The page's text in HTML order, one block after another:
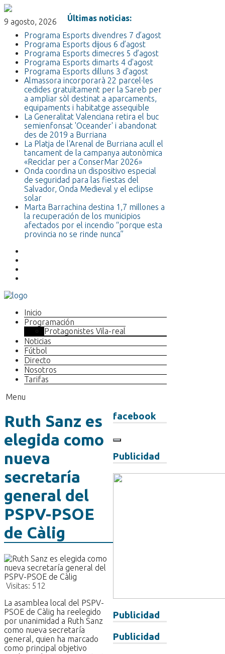
9 agosto, 2026
Últimas noticias:
Programa Esports divendres 7 d’agost
Programa Esports dijous 6 d’agost
Programa Esports dimecres 5 d’agost
Programa Esports dimarts 4 d'agost
Programa Esports dilluns 3 d'agost
Almassora incorporarà 22 parcel·les
cedides gratuïtament per la Sareb per
a ampliar sòl destinat a aparcaments,
equipaments i habitatge assequible
La Generalitat Valenciana retira el buc
semienfonsat 'Oceander' i abandonat
des de 2019 a Burriana
La Platja de l'Arenal de Burriana acull el
tancament de la campanya autonòmica
«Reciclar per a ConserMar 2026»
Onda coordina un dispositivo especial
de seguridad para las fiestas del
Salvador, Onda Medieval y el eclipse
solar
Marta Barrachina destina 1,7 millones a
la recuperación de los municipios
afectados por el incendio “porque esta
provincia no se rinde nunca”
Inicio
Programación
Protagonistes Vila-real
Noticias
Fútbol
Directo
Nosotros
Tarifas
Menu
facebook
Publicidad
Publicidad
Publicidad
Ruth Sanz es
elegida como
nueva
secretaría
general del
PSPV-PSOE
de Càlig
Visitas: 512
La asamblea local del PSPV-
PSOE de Càlig ha reelegido
por unanimidad a Ruth Sanz
como nueva secretaría
general, quien ha marcado
como principal objetivo